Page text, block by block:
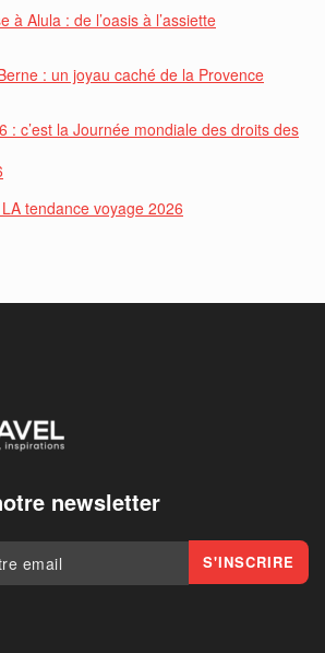
à Alula : de l’oasis à l’assiette
: un joyau caché de la Provence
: c’est la Journée mondiale des droits des
tendance voyage 2026
newsletter